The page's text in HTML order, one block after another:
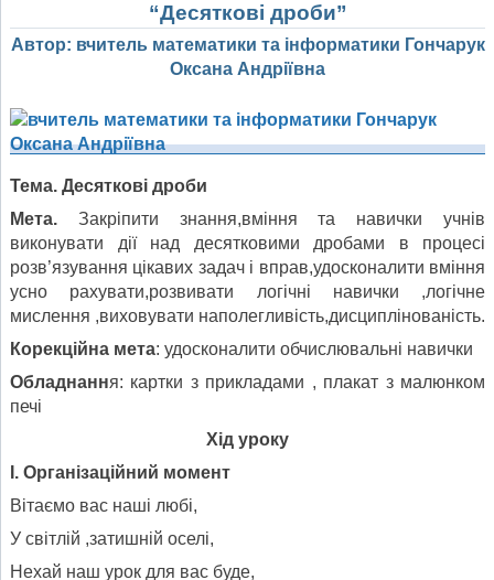
“Десяткові дроби”
Автор: вчитель математики та інформатики Гончарук
Оксана Андріївна
Тема. Десяткові дроби
Мета. Закріпити знання,вміння та навички учнів
виконувати дії над десятковими дробами в процесі
розв’язування цікавих задач і вправ,удосконалити вміння
усно рахувати,розвивати логічні навички ,логічне
мислення ,виховувати наполегливість,дисциплінованість.
Корекційна мета: удосконалити обчислювальні навички
Обладнання: картки з прикладами , плакат з малюнком
печі
Хід уроку
І. Організаційний момент
Вітаємо вас наші любі,
У світлій ,затишній оселі,
Нехай наш урок для вас буде,